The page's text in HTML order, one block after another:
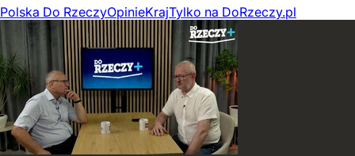
Polska Do RzeczyOpinieKrajTylko na DoRzeczy.pl